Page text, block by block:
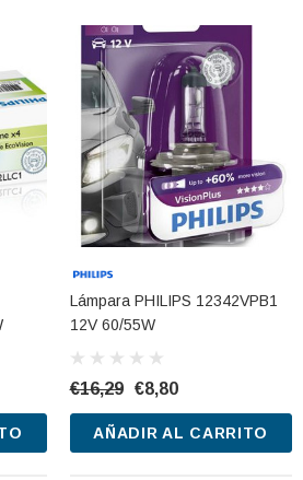
Lámpara PHILIPS 12342VPB1
12V 60/55W
€16,29 €8,80
AÑADIR AL CARRITO